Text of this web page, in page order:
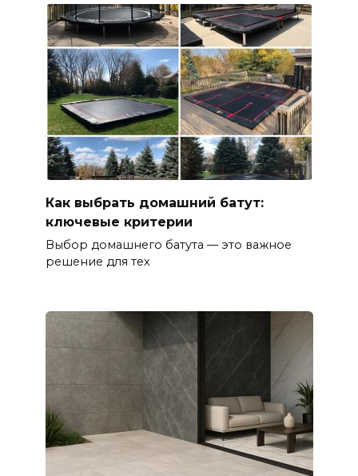
Как выбрать домашний батут:
ключевые критерии
Выбор домашнего батута — это важное
решение для тех